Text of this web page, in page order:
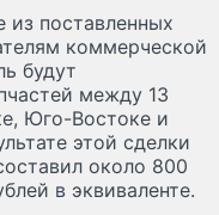
из поставленных
коммерческой
будут
между 13
Юго-Востоке и
этой сделки
около 800
в эквиваленте.